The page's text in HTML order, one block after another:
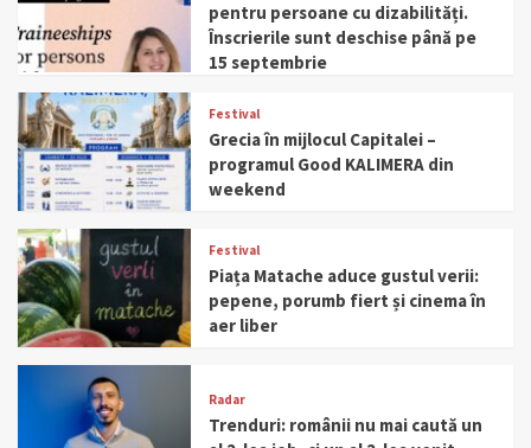
pentru persoane cu dizabilități.
Înscrierile sunt deschise până pe
15 septembrie
Festival
Grecia în mijlocul Capitalei –
programul Good KALIMERA din
weekend
Festival
Piața Matache aduce gustul verii:
pepene, porumb fiert și cinema în
aer liber
Radar
Trenduri: românii nu mai caută un